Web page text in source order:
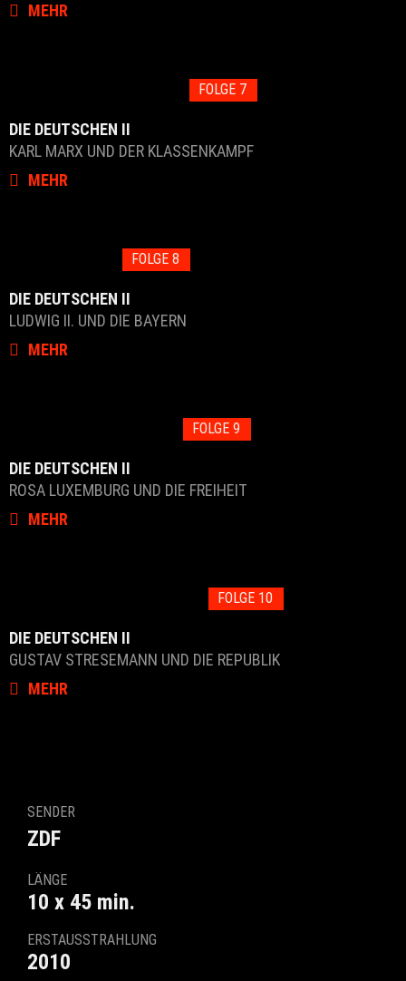
MEHR
FOLGE 7
DIE DEUTSCHEN II
KARL MARX UND DER KLASSENKAMPF
MEHR
FOLGE 8
DIE DEUTSCHEN II
LUDWIG II. UND DIE BAYERN
MEHR
FOLGE 9
DIE DEUTSCHEN II
ROSA LUXEMBURG UND DIE FREIHEIT
MEHR
FOLGE 10
DIE DEUTSCHEN II
GUSTAV STRESEMANN UND DIE REPUBLIK
MEHR
SENDER
ZDF
LÄNGE
10 x 45 min.
ERSTAUSSTRAHLUNG
2010